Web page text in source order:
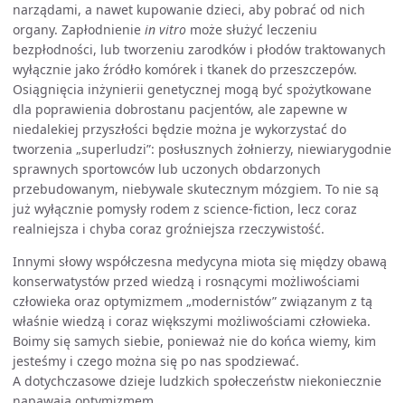
narządami, a nawet kupowanie dzieci, aby pobrać od nich
organy. Zapłodnienie in vitro może służyć leczeniu
bezpłodności, lub tworzeniu zarodków i płodów traktowanych
wyłącznie jako źródło komórek i tkanek do przeszczepów.
Osiągnięcia inżynierii genetycznej mogą być spożytkowane
dla poprawienia dobrostanu pacjentów, ale zapewne w
niedalekiej przyszłości będzie można je wykorzystać do
tworzenia „superludzi”: posłusznych żołnierzy, niewiarygodnie
sprawnych sportowców lub uczonych obdarzonych
przebudowanym, niebywale skutecznym mózgiem. To nie są
już wyłącznie pomysły rodem z science-fiction, lecz coraz
realniejsza i chyba coraz groźniejsza rzeczywistość.
Innymi słowy współczesna medycyna miota się między obawą
konserwatystów przed wiedzą i rosnącymi możliwościami
człowieka oraz optymizmem „modernistów” związanym z tą
właśnie wiedzą i coraz większymi możliwościami człowieka.
Boimy się samych siebie, ponieważ nie do końca wiemy, kim
jesteśmy i czego można się po nas spodziewać.
A dotychczasowe dzieje ludzkich społeczeństw niekoniecznie